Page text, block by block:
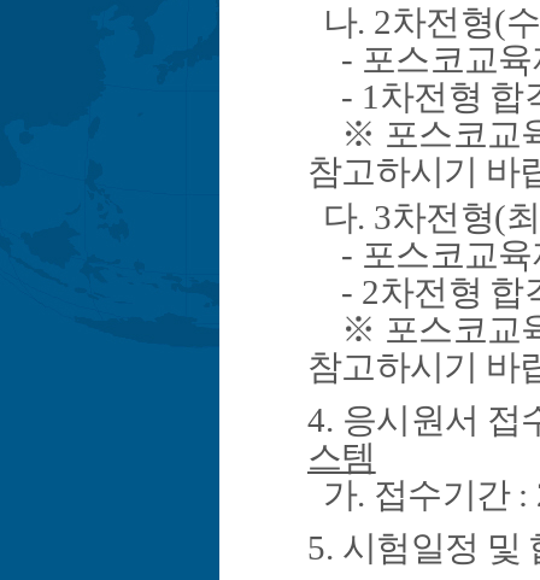
나. 2차전형(
- 포스코교
- 1 차전형 합
※ 포스코교
참고하시기 바
다. 3차전형(
- 포스코교
- 2차전형 합
※ 포스코교
참고하시기 바
4. 응시원서 접
스템
가. 접수기간 :
5. 시험일정 및